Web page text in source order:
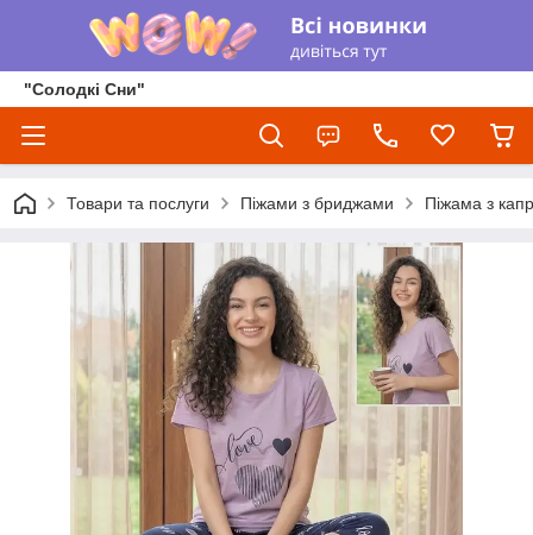
"Солодкі Сни"
Товари та послуги Піжами з бриджами Піжама з